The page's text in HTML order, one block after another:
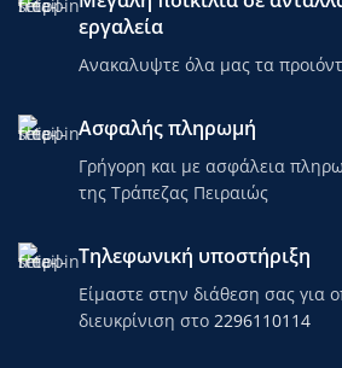
εργαλεία
Ανακαλυψτε όλα μας τα
Ασφαλής πληρωμή
Γρήγορη και με ασφάλεια
της Τράπεζας Πειραιώς
Τηλεφωνική υποστήριξη
Είμαστε στην διάθεση σας για
διευκρίνιση στο 2296110114